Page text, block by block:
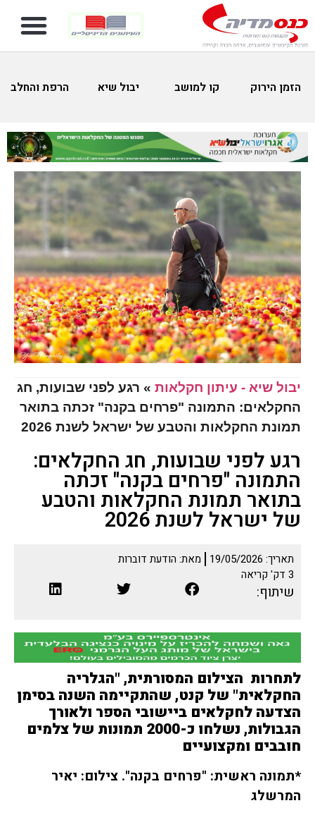
הזמן הירוק קו למושב יבול שיא הרפת והחלב
יבול שיא - עיתון חקלאות » רגע לפני שבועות, חג
החקלאים: התמונה "פרחים בקנה" זכתה בתואר
תמונת החקלאות והטבע של ישראל לשנת 2026
רגע לפני שבועות, חג החקלאים:
התמונה "פרחים בקנה" זכתה
בתואר תמונת החקלאות והטבע
של ישראל לשנת 2026
תאריך: 19/05/2026 מאת: הודעת דוברות
3 דק' קריאה
שיתוף:
לתחרות הצילום המסורתית, "הגלריה
החקלאית" של קנט, שהתקיימה השנה בסימן
הצדעה לחקלאים ביישובי הספר ולאורך
הגבולות, נשלחו כ-2000 תמונות של צלמים
חובבים ומקצועיים
*תמונה ראשית: "פרחים בקנה". צילום: יאיר
המרשלג